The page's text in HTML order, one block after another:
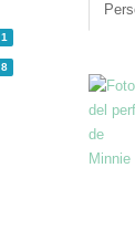
1
8